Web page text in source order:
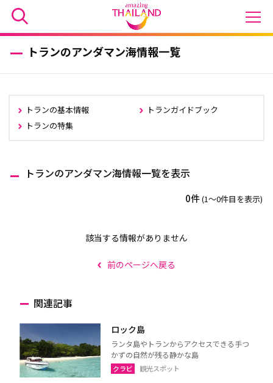
トランのアンダマン海情報一覧
トランの基本情報
トランガイドブック
トランの特集
トランのアンダマン海情報一覧を表示
0件(1〜0件目を表示)
該当する情報がありません
前のページへ戻る
関連記事
ロック島
ランタ島やトランからアクセスできる手つ
かずの自然が残る静かな島
クラビ 観光スポット